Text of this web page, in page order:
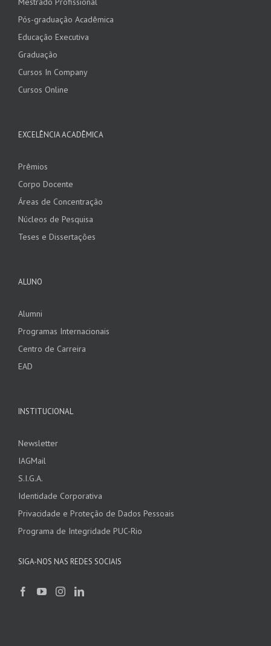
Pós-graduação Acadêmica
Educação Executiva
Graduação
Cursos In Company
Cursos Online
EXCELÊNCIA ACADÊMICA
Prêmios
Corpo Docente
Áreas de Concentração
Núcleos de Pesquisa
Teses e Dissertações
ALUNO
Alumni
Programas Internacionais
Centro de Carreira
EAD
INSTITUCIONAL
Newsletter
IAGMail
S.I.G.A.
Identidade Corporativa
Privacidade e Proteção de Dados Pessoais
Programa de Integridade PUC-Rio
SIGA-NOS NAS REDES SOCIAIS